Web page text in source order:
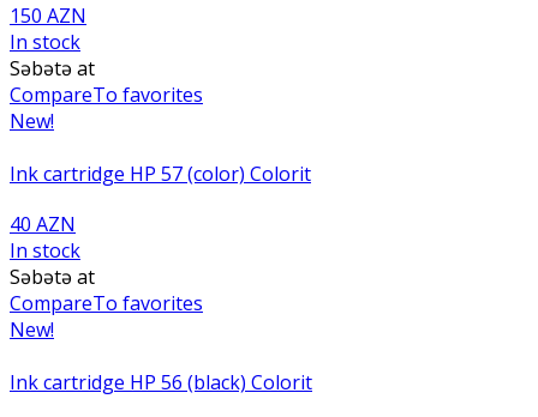
150 AZN
In stock
Səbətə at
CompareTo favorites
New!
Ink cartridge HP 57 (color) Colorit
40 AZN
In stock
Səbətə at
CompareTo favorites
New!
Ink cartridge HP 56 (black) Colorit